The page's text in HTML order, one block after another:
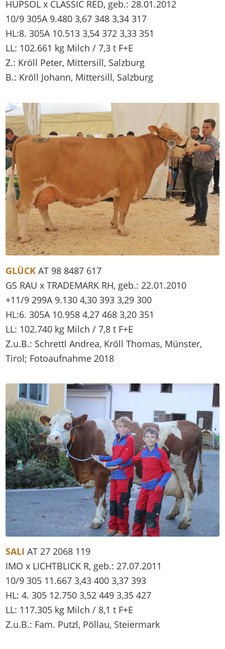
HUPSOL x CLASSIC RED, geb.: 28.01.2012
10/9 305A 9.480 3,67 348 3,34 317
HL:8. 305A 10.513 3,54 372 3,33 351
LL: 102.661 kg Milch / 7,3 t F+E
Z.: Kröll Peter, Mittersill, Salzburg
B.: Kröll Johann, Mittersill, Salzburg
GLÜCK AT 98 8487 617
GS RAU x TRADEMARK RH, geb.: 22.01.2010
+11/9 299A 9.130 4,30 393 3,29 300
HL:6. 305A 10.958 4,27 468 3,20 351
LL: 102.740 kg Milch / 7,8 t F+E
Z.u.B.: Schrettl Andrea, Kröll Thomas, Münster,
Tirol; Fotoaufnahme 2018
SALI AT 27 2068 119
IMO x LICHTBLICK R, geb.: 27.07.2011
10/9 305 11.667 3,43 400 3,37 393
HL: 4. 305 12.750 3,52 449 3,35 427
LL: 117.305 kg Milch / 8,1 t F+E
Z.u.B.: Fam. Putzl, Pöllau, Steiermark